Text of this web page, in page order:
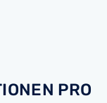
PRO